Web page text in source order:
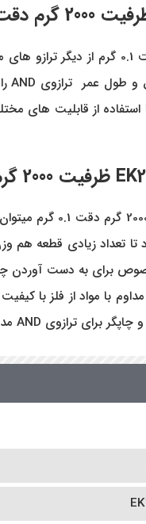
گرم دقت 0.1
تا تعداد زیادی قطعه هم
برای به دست آوردن
با مواد از فلز با کیفیت
چاپگر برایترازوی AND